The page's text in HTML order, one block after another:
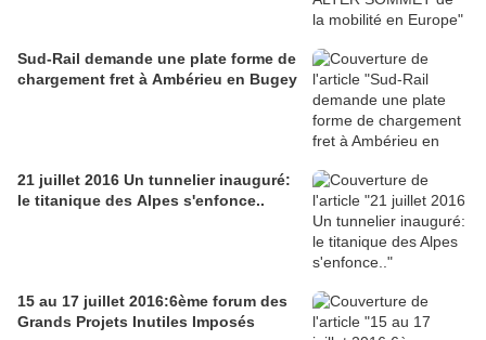
Sud-Rail demande une plate forme de
chargement fret à Ambérieu en Bugey
21 juillet 2016 Un tunnelier inauguré:
le titanique des Alpes s'enfonce..
15 au 17 juillet 2016:6ème forum des
Grands Projets Inutiles Imposés